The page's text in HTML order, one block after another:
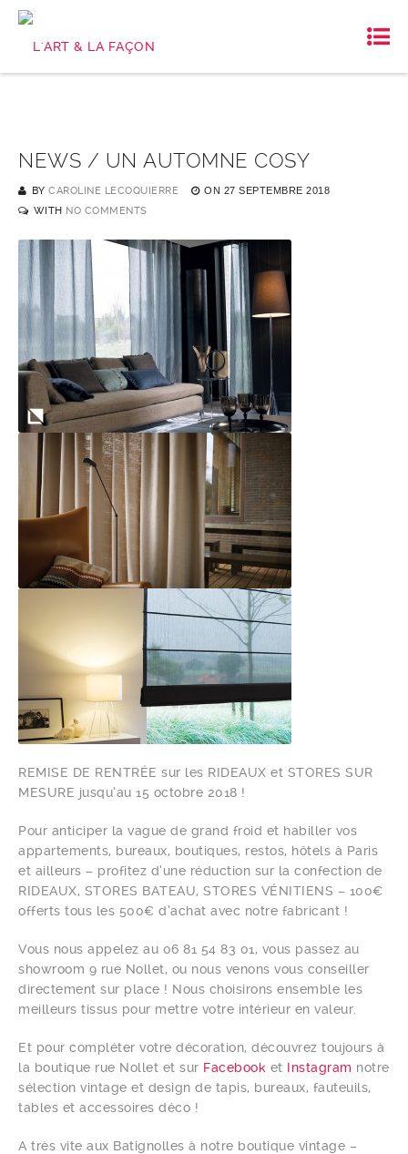
NEWS / UN AUTOMNE COSY
BY CAROLINE LECOQUIERRE ON 27 SEPTEMBRE 2018
WITH NO COMMENTS
REMISE DE RENTRÉE sur les RIDEAUX et STORES SUR
MESURE jusqu’au 15 octobre 2018 !
Pour anticiper la vague de grand froid et habiller vos
appartements, bureaux, boutiques, restos, hôtels à Paris
et ailleurs – profitez d’une réduction sur la confection de
RIDEAUX, STORES BATEAU, STORES VÉNITIENS – 100€
offerts tous les 500€ d’achat avec notre fabricant !
Vous nous appelez au 06 81 54 83 01, vous passez au
showroom 9 rue Nollet, ou nous venons vous conseiller
directement sur place ! Nous choisirons ensemble les
meilleurs tissus pour mettre votre intérieur en valeur.
Et pour compléter votre décoration, découvrez toujours à
la boutique rue Nollet et sur Facebook et Instagram notre
sélection vintage et design de tapis, bureaux, fauteuils,
tables et accessoires déco !
A très vite aux Batignolles à notre boutique vintage –